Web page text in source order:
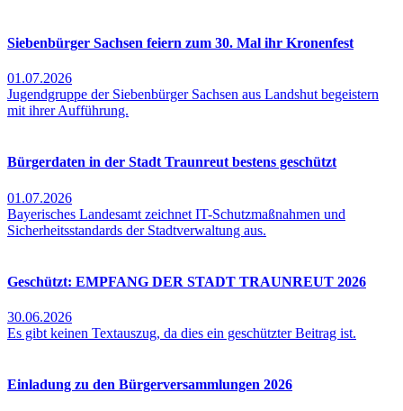
Siebenbürger Sachsen feiern zum 30. Mal ihr Kronenfest
01.07.2026
Jugendgruppe der Siebenbürger Sachsen aus Landshut begeistern
mit ihrer Aufführung.
Bürgerdaten in der Stadt Traunreut bestens geschützt
01.07.2026
Bayerisches Landesamt zeichnet IT-Schutzmaßnahmen und
Sicherheitsstandards der Stadtverwaltung aus.
Geschützt: EMPFANG DER STADT TRAUNREUT 2026
30.06.2026
Es gibt keinen Textauszug, da dies ein geschützter Beitrag ist.
Einladung zu den Bürgerversammlungen 2026